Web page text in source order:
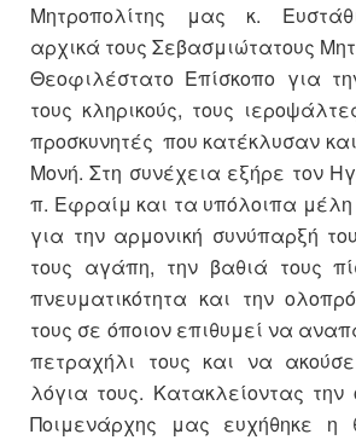
Μητροπολίτης μας κ.
αρχικά τους Σεβασμιώτατους
Θεοφιλέστατο Επίσκοπο για
τους κληρικούς, τους
προσκυνητές που κατέκλυσαν
Μονή. Στη συνέχεια εξήρε τον
π. Εφραίμ και τα υπόλοιπα
για την αρμονική συνύπαρξή
τους αγάπη, την βαθιά τους
πνευματικότητα και την
τους σε όποιον επιθυμεί να
πετραχήλι τους και να
λόγια τους. Κατακλείοντας την
Ποιμενάρχης μας ευχήθηκε η